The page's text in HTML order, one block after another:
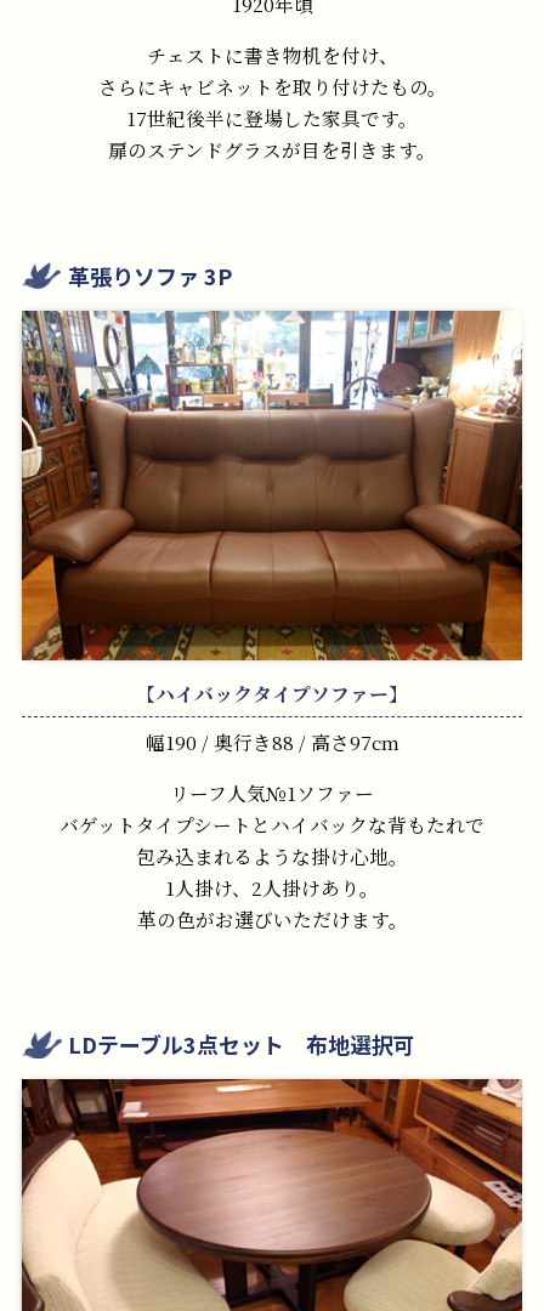
チェストに書き物机を付け、
さらにキャビネットを取り付けたもの。
17世紀後半に登場した家具です。
扉のステンドグラスが目を引きます。
革張りソファ 3P
【ハイバックタイプソファー】
幅190 / 奥行き88 / 高さ97cm
リーフ人気№1ソファー
バゲットタイプシートとハイバックな背もたれで
包み込まれるような掛け心地。
1人掛け、2人掛けあり。
革の色がお選びいただけます。
LDテーブル3点セット 布地選択可